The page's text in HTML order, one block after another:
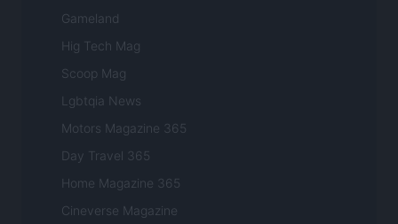
Gameland
Hig Tech Mag
Scoop Mag
Lgbtqia News
Motors Magazine 365
Day Travel 365
Home Magazine 365
Cineverse Magazine